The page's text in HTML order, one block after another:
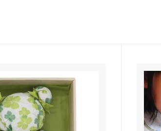
これいい和オリジナル